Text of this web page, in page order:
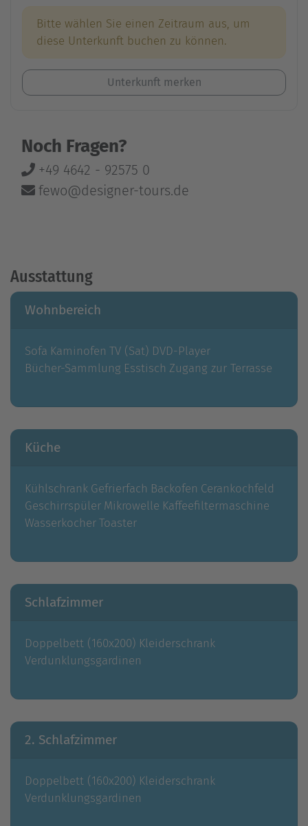
Bitte wählen Sie einen Zeitraum aus, um
diese Unterkunft buchen zu können.
Unterkunft merken
Noch Fragen?
+49 4642 - 92575 0
fewo@designer-tours.de
Ausstattung
Wohnbereich
Sofa Kaminofen TV (Sat) DVD-Player
Bücher-Sammlung Esstisch Zugang zur Terrasse
Küche
Kühlschrank Gefrierfach Backofen Cerankochfeld
Geschirrspüler Mikrowelle Kaffeefiltermaschine
WasserkocherToaster
Schlafzimmer
Doppelbett (160x200) Kleiderschrank
Verdunklungsgardinen
2. Schlafzimmer
Doppelbett (160x200) Kleiderschrank
Verdunklungsgardinen